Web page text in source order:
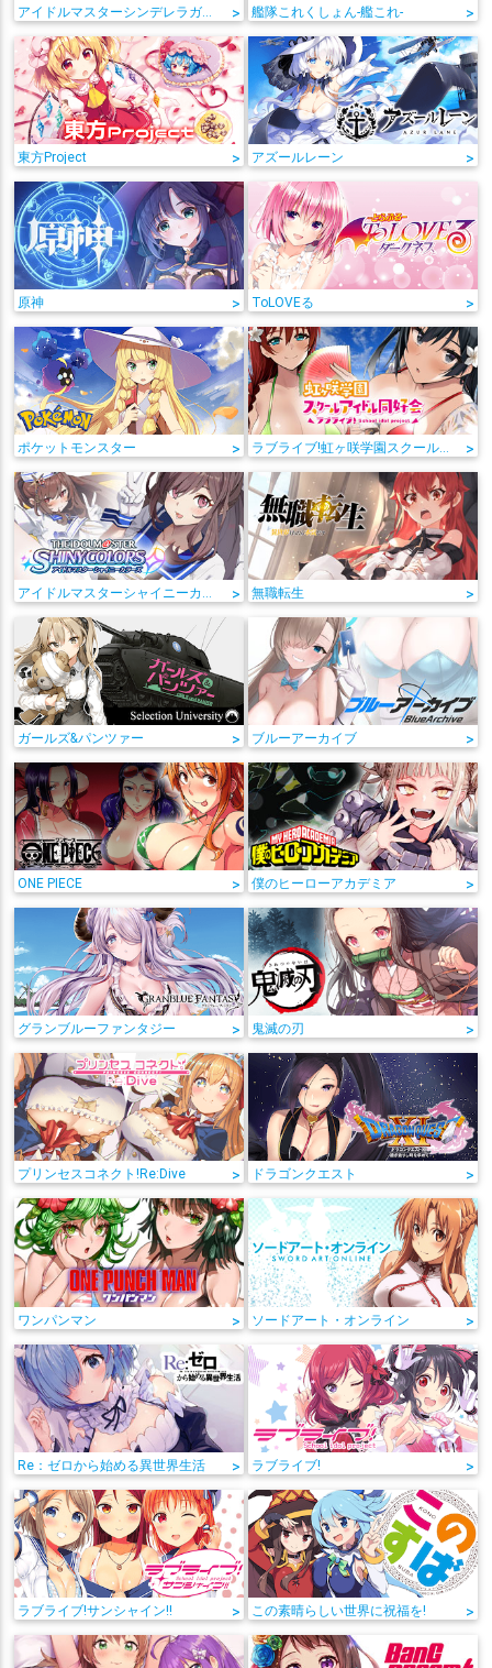
アイドルマスターシンデレラガールズ > 艦隊これくしょん-艦これ- >
東方Project > アズールレーン >
原神 > ToLOVEる >
ポケットモンスター > ラブライブ!虹ヶ咲学園スクールアイドル同好会 >
アイドルマスターシャイニーカラーズ > 無職転生 >
ガールズ&パンツァー > ブルーアーカイブ >
ONE PIECE > 僕のヒーローアカデミア >
グランブルーファンタジー > 鬼滅の刃 >
プリンセスコネクト!Re:Dive > ドラゴンクエスト >
ワンパンマン > ソードアート・オンライン >
Re：ゼロから始める異世界生活 > ラブライブ! >
ラブライブ!サンシャイン!! > この素晴らしい世界に祝福を! >